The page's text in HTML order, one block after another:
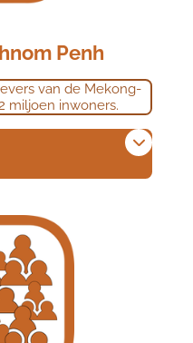
Penh
van de Mekong-
miljoen inwoners.